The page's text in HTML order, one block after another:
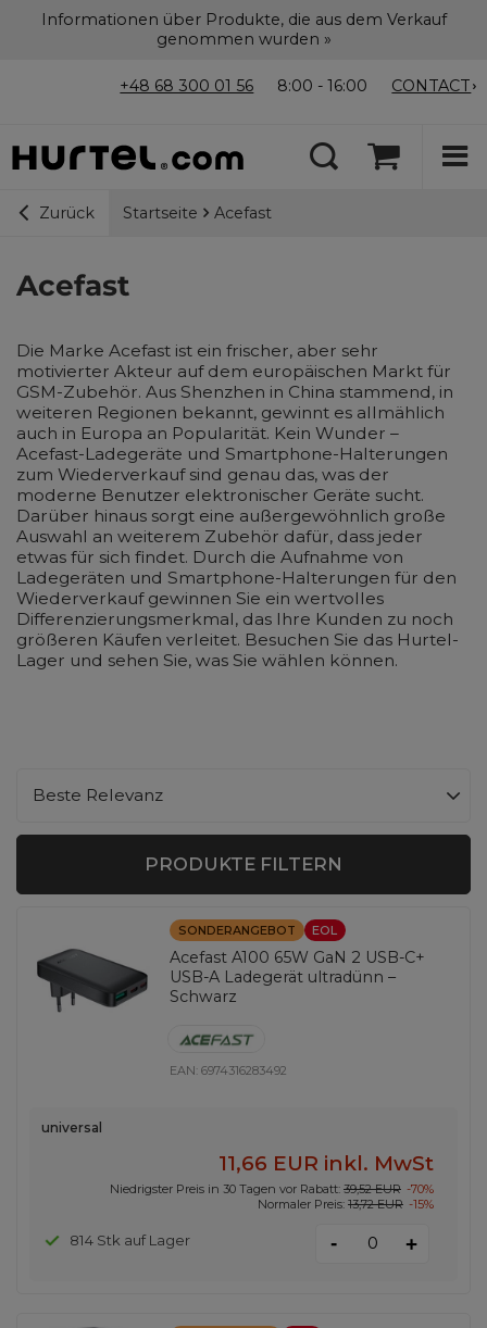
Informationen über Produkte, die aus dem Verkauf
genommen wurden »
+48 68 300 01 56 8:00 - 16:00 CONTACT
Zurück Startseite Acefast
Acefast
Die Marke Acefast ist ein frischer, aber sehr
motivierter Akteur auf dem europäischen Markt für
GSM-Zubehör. Aus Shenzhen in China stammend, in
weiteren Regionen bekannt, gewinnt es allmählich
auch in Europa an Popularität. Kein Wunder –
Acefast-Ladegeräte und Smartphone-Halterungen
zum Wiederverkauf sind genau das, was der
moderne Benutzer elektronischer Geräte sucht.
Darüber hinaus sorgt eine außergewöhnlich große
Auswahl an weiterem Zubehör dafür, dass jeder
etwas für sich findet. Durch die Aufnahme von
Ladegeräten und Smartphone-Halterungen für den
Wiederverkauf gewinnen Sie ein wertvolles
Differenzierungsmerkmal, das Ihre Kunden zu noch
größeren Käufen verleitet. Besuchen Sie das Hurtel-
Lager und sehen Sie, was Sie wählen können.
Sortierung ändern
Beste Relevanz
PRODUKTE FILTERN
SONDERANGEBOT EOL
Acefast A100 65W GaN 2 USB-C+
USB-A Ladegerät ultradünn –
Schwarz
EAN:6974316283492
universal
11,66 EUR inkl. MwSt
Niedrigster Preis in 30 Tagen vor Rabatt: 39,52 EUR -70%
Normaler Preis: 13,72 EUR -15%
814 Stk auf Lager - +